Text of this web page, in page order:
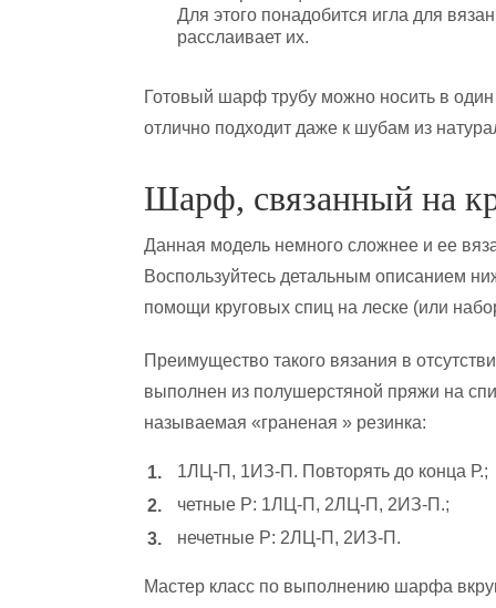
Для этого понадобится игла для
расслаивает их.
Готовый шарф трубу можно носить в
отлично подходит даже к шубам из
Шарф, связанный на
Данная модель немного сложнее и ее
Воспользуйтесь детальным описанием
помощи круговых спиц на леске (или
Преимущество такого вязания в
выполнен из полушерстяной пряжи на
называемая «граненая » резинка:
1ЛЦ-П, 1ИЗ-П. Повторять до конца Р.;
четные Р: 1ЛЦ-П, 2ЛЦ-П, 2ИЗ-П.;
нечетные Р: 2ЛЦ-П, 2ИЗ-П.
Мастер класс по выполнению шарфа